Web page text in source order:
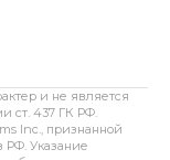
и не является
ст. 437 ГК РФ.
Inc., признанной
РФ. Указание